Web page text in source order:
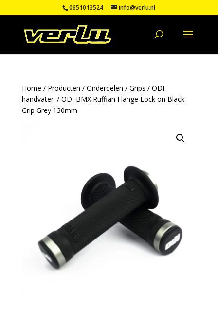
0651013524 info@verlu.nl
Home / Producten / Onderdelen / Grips / ODI
handvaten / ODI BMX Ruffian Flange Lock on Black
Grip Grey 130mm